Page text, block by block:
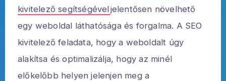
kivitelező segítségéveljelentősen növelhető
egy weboldal láthatósága és forgalma. A SEO
kivitelező feladata, hogy a weboldalt úgy
alakítsa és optimalizálja, hogy az minél
előkelőbb helyen jelenjen meg a